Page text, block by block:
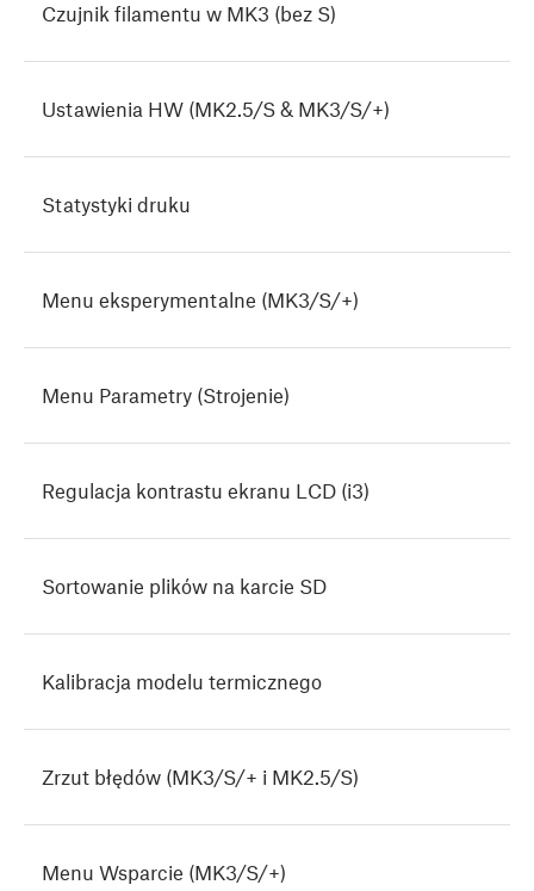
Czujnik filamentu w MK3 (bez S)
Ustawienia HW (MK2.5/S & MK3/S/+)
Statystyki druku
Menu eksperymentalne (MK3/S/+)
Menu Parametry (Strojenie)
Regulacja kontrastu ekranu LCD (i3)
Sortowanie plików na karcie SD
Kalibracja modelu termicznego
Zrzut błędów (MK3/S/+ i MK2.5/S)
Menu Wsparcie (MK3/S/+)